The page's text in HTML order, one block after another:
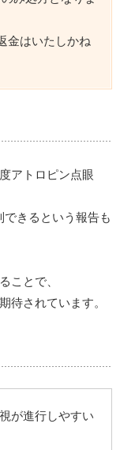
金はいたしかね
アトロピン点眼
きるという報告も
ことで、
待されています。
が進行しやすい